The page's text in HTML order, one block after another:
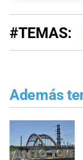
#TEMAS:
Además